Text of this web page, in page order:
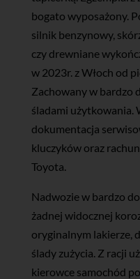
bogato wyposażony.
silnik benzynowy,
czy drewniane
w 2023r. z Włoch od
Zachowany w bardzo
śladami użytkowania.
dokumentacja
kluczyków oraz
Toyota.
Nadwozie w bardzo
żadnej widocznej
oryginalnym lakierze,
ślady zużycia. Z racji
kierowce samochód